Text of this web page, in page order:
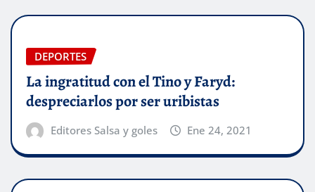
DEPORTES
La ingratitud con el Tino y Faryd:
despreciarlos por ser uribistas
Editores Salsa y goles Ene 24, 2021